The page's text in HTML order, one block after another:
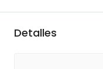
Detalles